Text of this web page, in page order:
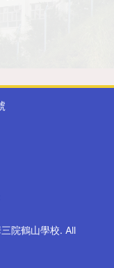
院鶴山學校. All